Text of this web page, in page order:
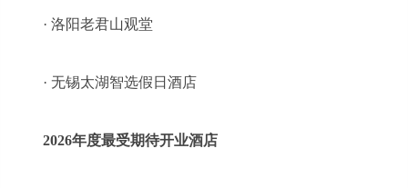
· 洛阳老君山观堂
· 无锡太湖智选假日酒店
2026年度最受期待开业酒店